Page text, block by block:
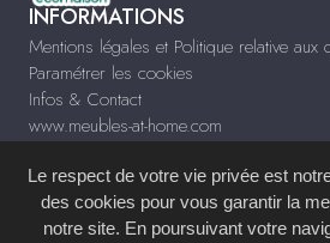
INFORMATIONS
Mentions légales et Politique relative aux
Paramétrer les cookies
Infos & Contact
www.meubles-at-home.com
Le respect de votre vie privée est
des cookies pour vous garantir la
notre site. En poursuivant votre